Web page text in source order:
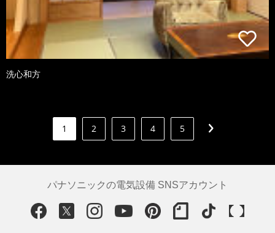
洗心和方
1 2 3 4 5
パナソニックの電気設備 SNSアカウント